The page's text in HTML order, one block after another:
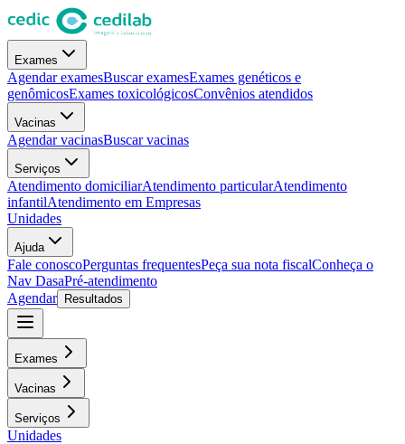
Exames
Agendar examesBuscar examesExames genéticos e
genômicosExames toxicológicosConvênios atendidos
Vacinas
Agendar vacinasBuscar vacinas
Serviços
Atendimento domiciliarAtendimento particularAtendimento
infantilAtendimento em Empresas
Unidades
Ajuda
Fale conoscoPerguntas frequentesPeça sua nota fiscalConheça o
Nav DasaPré-atendimento
Agendar
Resultados
Exames
Vacinas
Serviços
Unidades